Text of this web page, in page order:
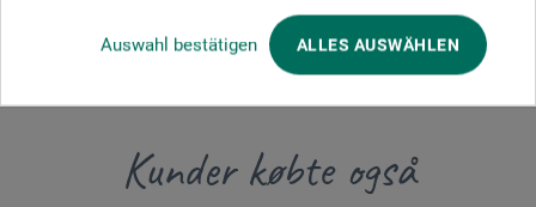
Auswahl bestätigen ALLES AUSWÄHLEN
Kunder købte også